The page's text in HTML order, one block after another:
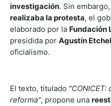
investigación. Sin embargo,
realizaba la protesta, el
elaborado por la Fundación
presidida por Agustín
oficialismo.
El texto, titulado
reforma", propone una